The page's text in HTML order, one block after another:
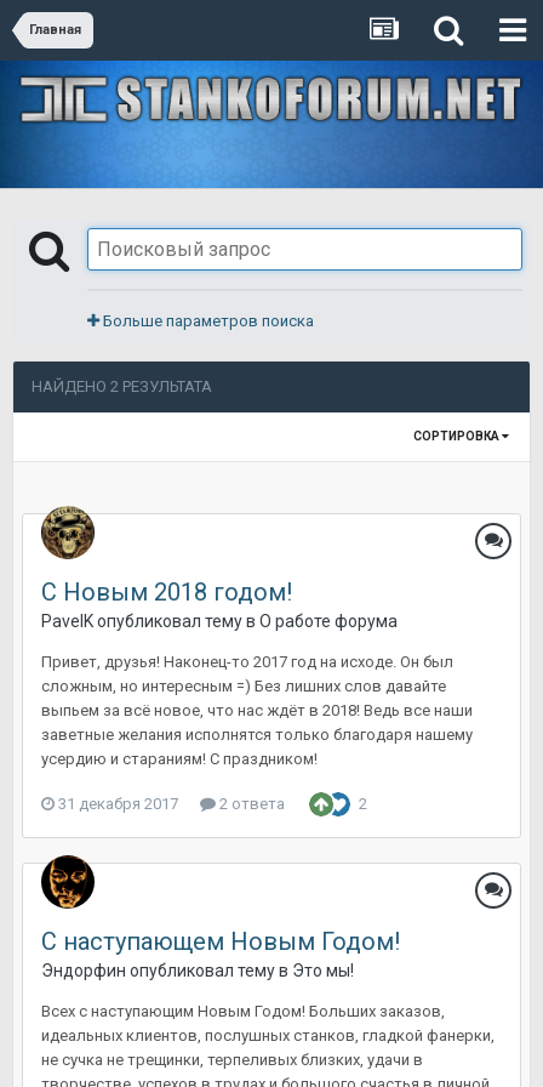
Главная
Больше параметров поиска
НАЙДЕНО 2 РЕЗУЛЬТАТА
СОРТИРОВКА
С Новым 2018 годом!
PavelKопубликовал тему в О работе форума
Привет, друзья! Наконец-то 2017 год на исходе. Он был
сложным, но интересным =) Без лишних слов давайте
выпьем за всё новое, что нас ждёт в 2018! Ведь все наши
заветные желания исполнятся только благодаря нашему
усердию и стараниям! С праздником!
31 декабря 2017 2 ответа 2
С наступающем Новым Годом!
Эндорфин опубликовал тему в Это мы!
Всех с наступающим Новым Годом! Больших заказов,
идеальных клиентов, послушных станков, гладкой фанерки,
не сучка не трещинки, терпеливых близких, удачи в